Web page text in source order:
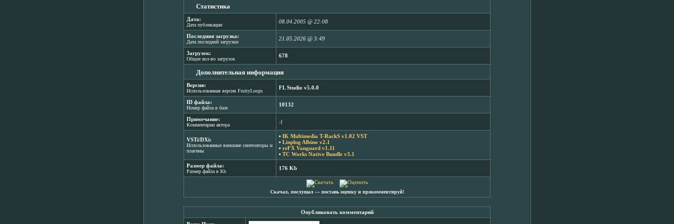
Статистика
Дата:
Дата публикации
08.04.2005 @ 22:08
Последняя загрузка:
Дата последней загрузки
21.05.2026 @ 3:49
Загрузок:
Общее кол-во загрузок
678
Дополнительная информация
Версия:
Использованная версия FruityLoops
FL Studio v5.0.0
ID файла:
Номер файла в базе
10132
Примечание:
Комментарии автора
:(
VSTi/DXi:
Использованные внешние синтезаторы и
плагины
▪ IK Multimedia T-RackS v1.02 VST
▪ Linplug Albino v2.1
▪ reFX Vanguard v1.11
▪ TC Works Native Bundle v3.1
Размер файла:
Размер файла в Kb
176 Kb
Скачал, послушал ― поставь оценку и прокомментируй!
Опубликовать комментарий